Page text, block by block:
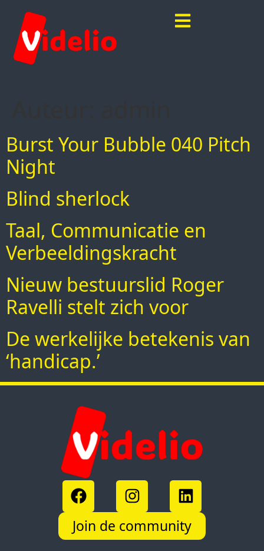
Burst Your Bubble 040 Pitch
Night
Blind sherlock
Taal, Communicatie en
Verbeeldingskracht
Nieuw bestuurslid Roger
Ravelli stelt zich voor
De werkelijke betekenis van
‘handicap.’
Join de community